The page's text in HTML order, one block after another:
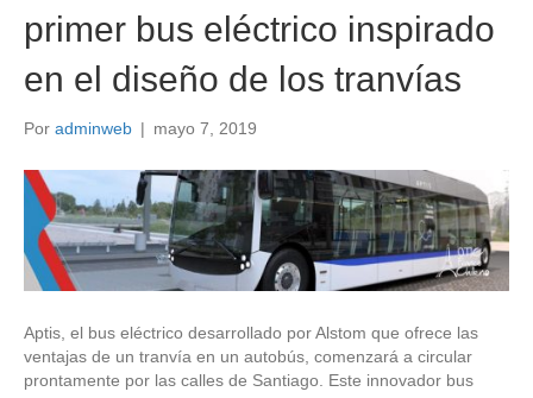
primer bus eléctrico inspirado
en el diseño de los tranvías
Por adminweb | mayo 7, 2019
Aptis, el bus eléctrico desarrollado por Alstom que ofrece las
ventajas de un tranvía en un autobús, comenzará a circular
prontamente por las calles de Santiago. Este innovador bus